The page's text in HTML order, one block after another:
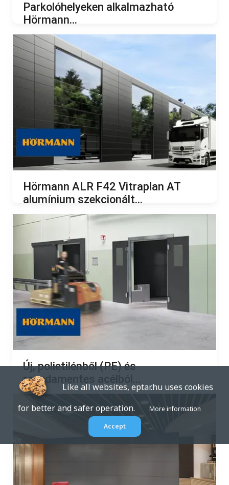
Parkolóhelyeken alkalmazható
Hörmann...
2024.01.11.
Hörmann ALR F42 Vitraplan AT
alumínium szekcionált...
2023.10.11.
Új, polietilénből (PE) és
rozsdamentes acélból...
2023.10.10.
Like all websites, eptar.hu uses cookies
for better and safer operation.
More information
Accept